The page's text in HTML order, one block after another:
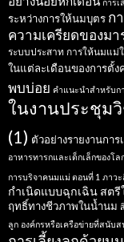
ระหว่างการให้นมบุตร ก
ความเครียดของมา
ระบบประสาท การให้นมแม่
ในแต่ละเดือนของการตั้ง
พบบ่อย คำแนะนำสำหรับก
ในงานประชุม
(1) ตัวอย่างรายงานกา
อาหารทารกและเด็กเล็กของโล
การบริจาคนมแม่ ตอนที่ 1 ภาว
กำเนิดแบบฉุกเฉิน สตรี
ฤทธิ์ทางชีวภาพในน้ำนม
ลูก องค์กรหรือเครือข่ายที่สนับ